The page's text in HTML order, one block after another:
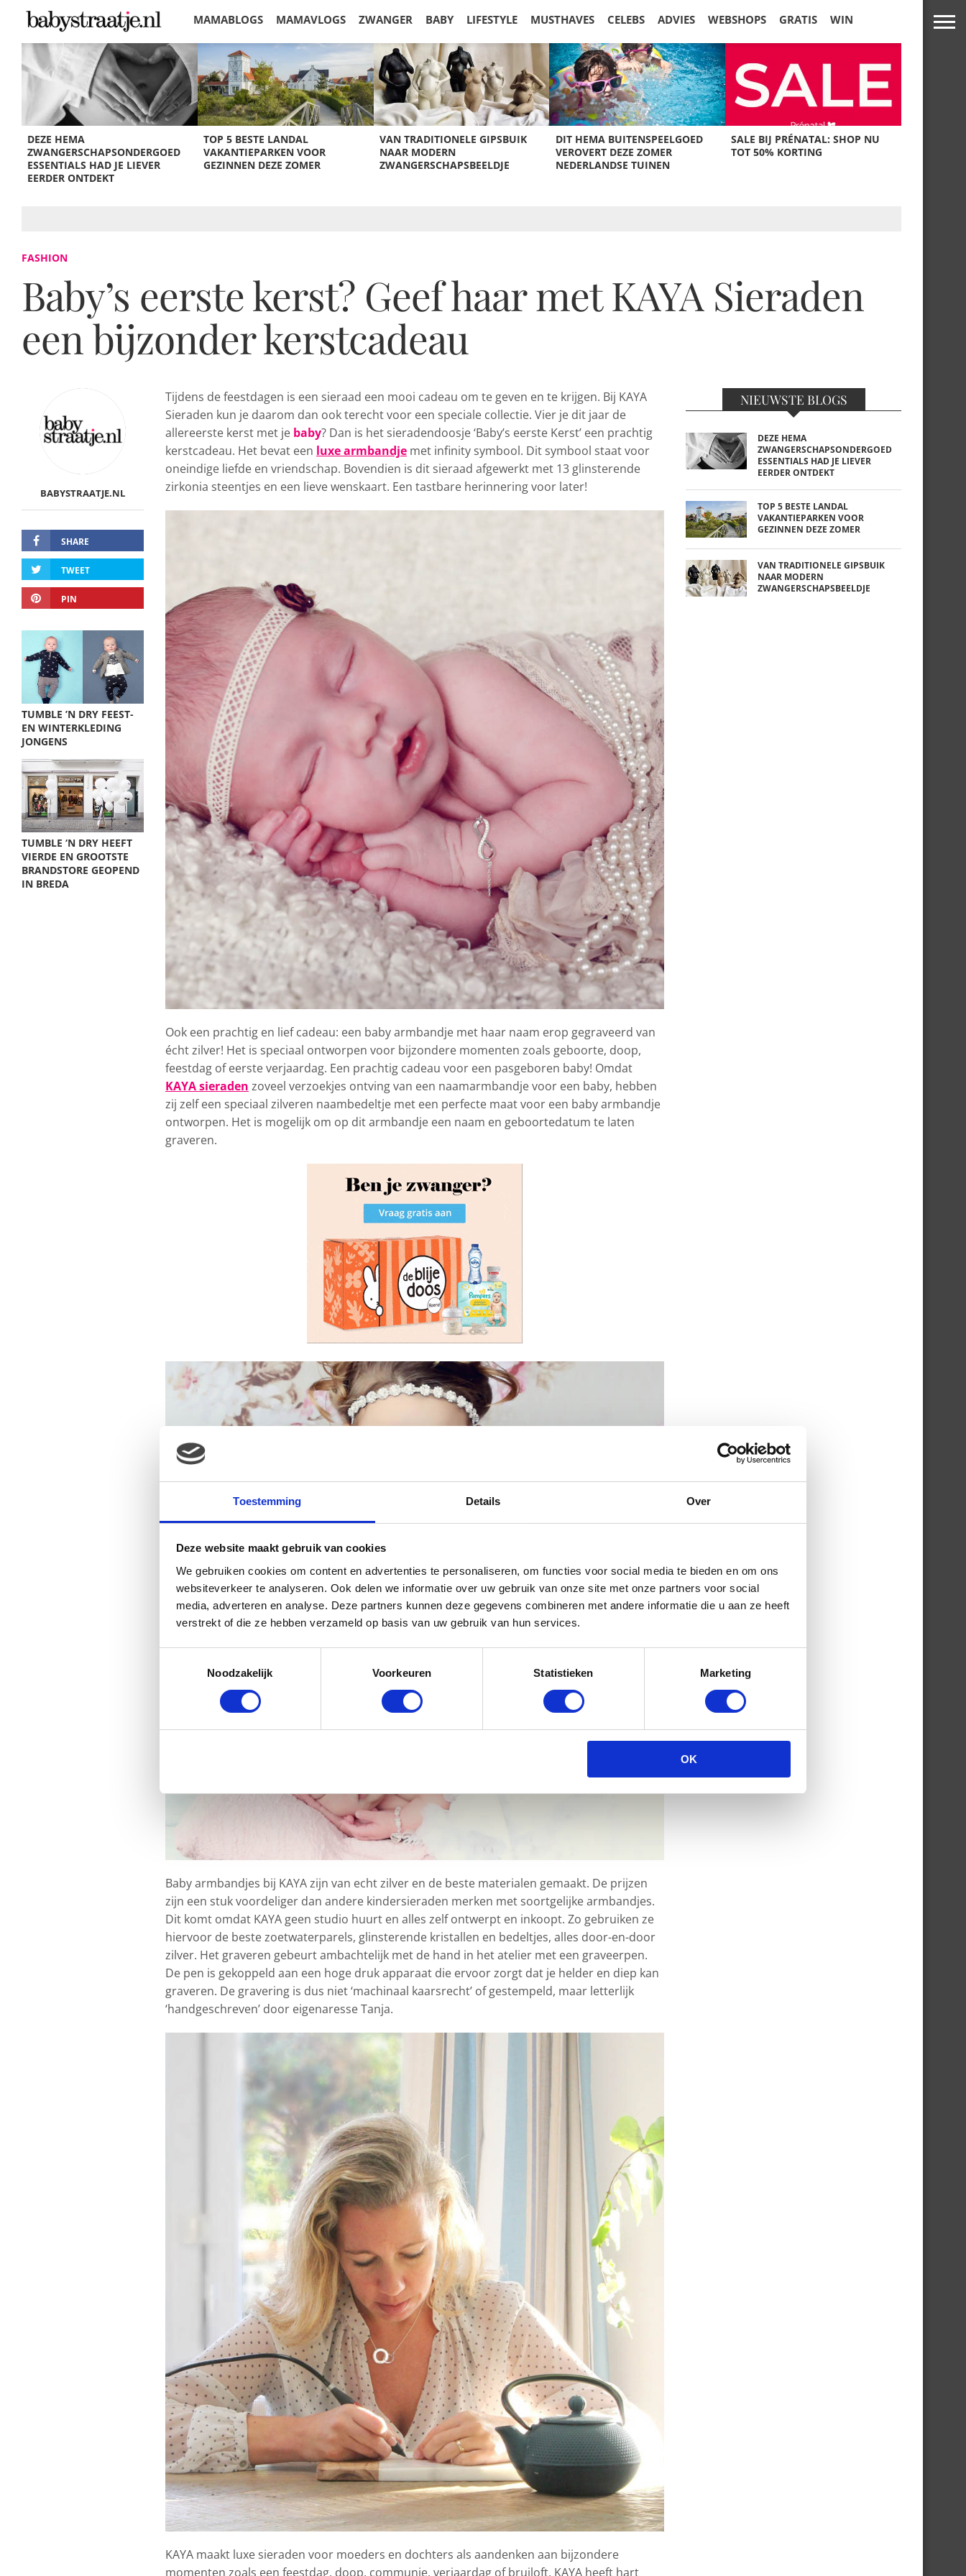
Toestemming Details Over
Deze website maakt gebruik van cookies
We gebruiken cookies om content en advertenties te personaliseren, om functies voor social media te bieden en om ons
websiteverkeer te analyseren. Ook delen we informatie over uw gebruik van onze site met onze partners voor social
media, adverteren en analyse. Deze partners kunnen deze gegevens combineren met andere informatie die u aan ze heeft
verstrekt of die ze hebben verzameld op basis van uw gebruik van hun services.
Noodzakelijk
Voorkeuren Statistieken Marketing
OK
MAMABLOGS MAMAVLOGS ZWANGER BABY LIFESTYLE MUSTHAVES CELEBS ADVIES WEBSHOPS GRATIS WIN
KORTINGEN
DEZE HEMA
ZWANGERSCHAPSONDERGOED
ESSENTIALS HAD JE LIEVER
EERDER ONTDEKT
TOP 5 BESTE LANDAL
VAKANTIEPARKEN VOOR
GEZINNEN DEZE ZOMER
VAN TRADITIONELE GIPSBUIK
NAAR MODERN
ZWANGERSCHAPSBEELDJE
DIT HEMA BUITENSPEELGOED
VEROVERT DEZE ZOMER
NEDERLANDSE TUINEN
SALE BIJ PRÉNATAL: SHOP NU
TOT 50% KORTING
FASHION
Baby’s eerste kerst? Geef haar met KAYA Sieraden
een bijzonder kerstcadeau
BABYSTRAATJE.NL
SHARE
TWEET
PIN
TUMBLE ’N DRY FEEST-
EN WINTERKLEDING
JONGENS
TUMBLE ‘N DRY HEEFT
VIERDE EN GROOTSTE
BRANDSTORE GEOPEND
IN BREDA
Tijdens de feestdagen is een sieraad een mooi cadeau om te geven en te krijgen. Bij KAYA
Sieraden kun je daarom dan ook terecht voor een speciale collectie. Vier je dit jaar de
allereerste kerst met je baby? Dan is het sieradendoosje ‘Baby’s eerste Kerst’ een prachtig
kerstcadeau. Het bevat een luxe armbandje met infinity symbool. Dit symbool staat voor
oneindige liefde en vriendschap. Bovendien is dit sieraad afgewerkt met 13 glinsterende
zirkonia steentjes en een lieve wenskaart. Een tastbare herinnering voor later!
Ook een prachtig en lief cadeau: een baby armbandje met haar naam erop gegraveerd van
écht zilver! Het is speciaal ontworpen voor bijzondere momenten zoals geboorte, doop,
feestdag of eerste verjaardag. Een prachtig cadeau voor een pasgeboren baby! Omdat
KAYA sieraden zoveel verzoekjes ontving van een naamarmbandje voor een baby, hebben
zij zelf een speciaal zilveren naambedeltje met een perfecte maat voor een baby armbandje
ontworpen. Het is mogelijk om op dit armbandje een naam en geboortedatum te laten
graveren.
Baby armbandjes bij KAYA zijn van echt zilver en de beste materialen gemaakt. De prijzen
zijn een stuk voordeliger dan andere kindersieraden merken met soortgelijke armbandjes.
Dit komt omdat KAYA geen studio huurt en alles zelf ontwerpt en inkoopt. Zo gebruiken ze
hiervoor de beste zoetwaterparels, glinsterende kristallen en bedeltjes, alles door-en-door
zilver. Het graveren gebeurt ambachtelijk met de hand in het atelier met een graveerpen.
De pen is gekoppeld aan een hoge druk apparaat die ervoor zorgt dat je helder en diep kan
graveren. De gravering is dus niet ‘machinaal kaarsrecht’ of gestempeld, maar letterlijk
‘handgeschreven’ door eigenaresse Tanja.
KAYA maakt luxe sieraden voor moeders en dochters als aandenken aan bijzondere
momenten zoals een feestdag, doop, communie, verjaardag of bruiloft. KAYA heeft hart
NIEUWSTE BLOGS
DEZE HEMA
ZWANGERSCHAPSONDERGOED
ESSENTIALS HAD JE LIEVER
EERDER ONTDEKT
TOP 5 BESTE LANDAL
VAKANTIEPARKEN VOOR
GEZINNEN DEZE ZOMER
VAN TRADITIONELE GIPSBUIK
NAAR MODERN
ZWANGERSCHAPSBEELDJE